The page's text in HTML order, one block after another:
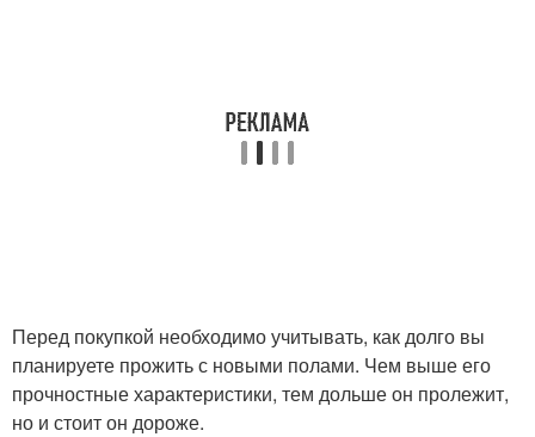
Перед покупкой необходимо учитывать, как долго вы
планируете прожить с новыми полами. Чем выше его
прочностные характеристики, тем дольше он пролежит,
но и стоит он дороже.